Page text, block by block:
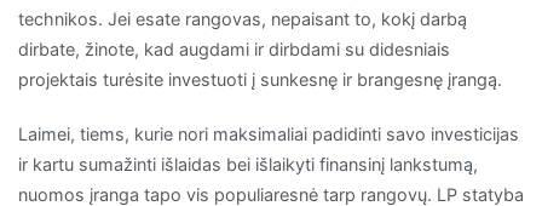
technikos. Jei esate rangovas, nepaisant to, kokį darbą
dirbate, žinote, kad augdami ir dirbdami su didesniais
projektais turėsite investuoti į sunkesnę ir brangesnę įrangą.
Laimei, tiems, kurie nori maksimaliai padidinti savo investicijas
ir kartu sumažinti išlaidas bei išlaikyti finansinį lankstumą,
nuomos įranga tapo vis populiaresnė tarp rangovų. LP statyba